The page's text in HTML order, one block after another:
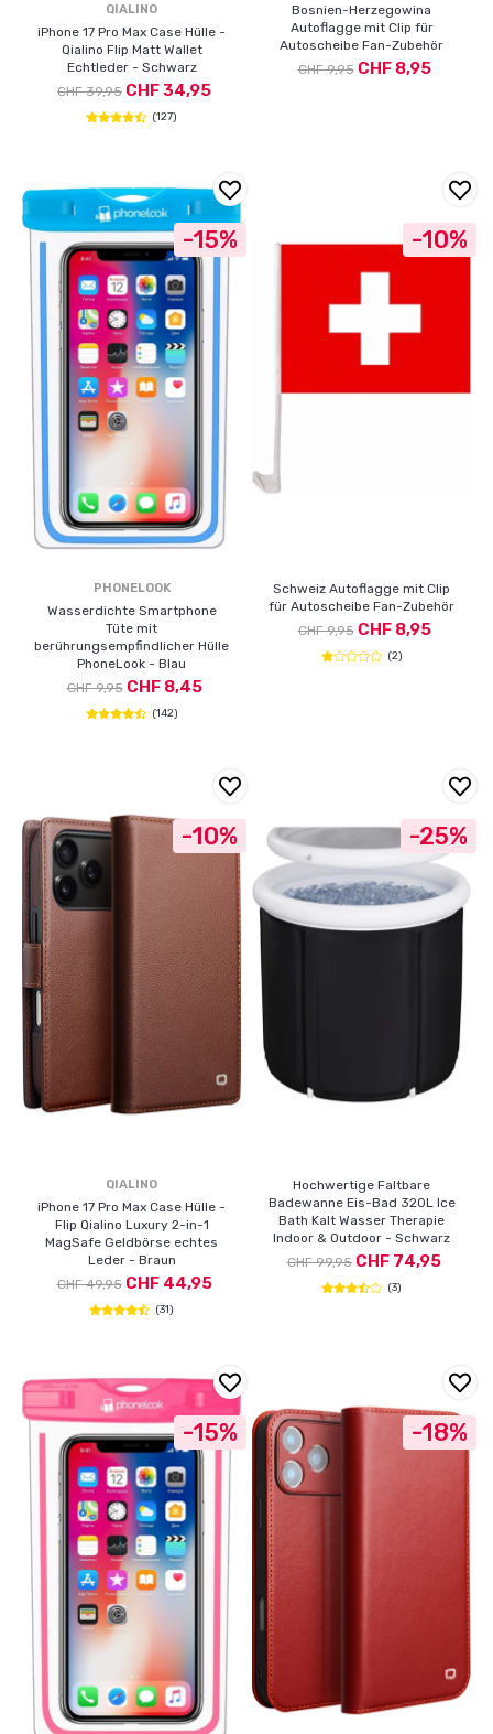
QIALINO
iPhone 17 Pro Max Case Hülle -
Qialino Flip Matt Wallet
Echtleder - Schwarz
CHF 39,95 CHF 34,95
(127)
Bosnien-Herzegowina
Autoflagge mit Clip für
Autoscheibe Fan-Zubehör
CHF 9,95CHF 8,95
PHONELOOK
Wasserdichte Smartphone
Tüte mit
berührungsempfindlicher Hülle
PhoneLook - Blau
CHF 9,95CHF 8,45
(142)
-15%
Schweiz Autoflagge mit Clip
für Autoscheibe Fan-Zubehör
CHF 9,95CHF 8,95
(2)
-10%
QIALINO
iPhone 17 Pro Max Case Hülle -
Flip Qialino Luxury 2-in-1
MagSafe Geldbörse echtes
Leder - Braun
CHF 49,95CHF 44,95
(31)
-10%
Hochwertige Faltbare
Badewanne Eis-Bad 320L Ice
Bath Kalt Wasser Therapie
Indoor & Outdoor - Schwarz
CHF 99,95 CHF 74,95
(3)
-25%
-15% -18%